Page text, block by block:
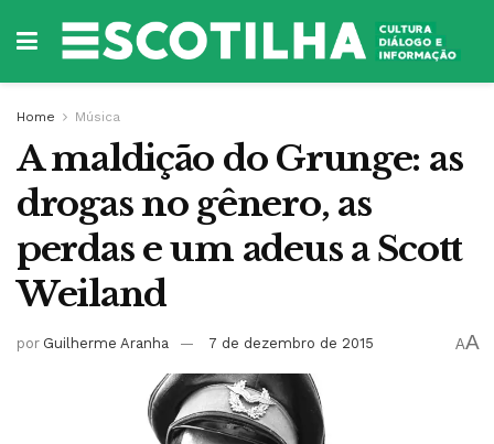
Home Música
A maldição do Grunge: as
drogas no gênero, as
perdas e um adeus a Scott
Weiland
por Guilherme Aranha 7 de dezembro de 2015 AA